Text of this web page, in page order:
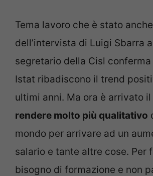
Tema lavoro che è stato
dell’intervista di Luigi Sbarra
segretario della Cisl
Istat ribadiscono il trend
ultimi anni. Ma ora è arrivato
rendere molto più qualitativo
mondo per arrivare ad un
salario e tante altre cose. Per
bisogno di formazione e non